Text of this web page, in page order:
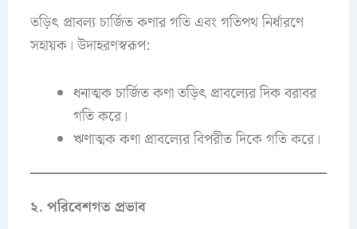
তড়িৎ প্রাবল্য চার্জিত কণার গতি এবং গতিপথ নির্ধারণে
সহায়ক। উদাহরণস্বরূপ:
ধনাত্মক চার্জিত কণা তড়িৎ প্রাবল্যের দিক বরাবর
গতি করে।
ঋণাত্মক কণা প্রাবল্যের বিপরীত দিকে গতি করে।
২. পরিবেশগত প্রভাব